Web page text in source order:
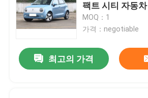
팩트 시티 자동차
MOQ：1
가격：negotiable
최고의 가격